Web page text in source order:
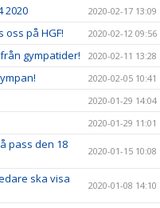
2020 2020-02-17 13:09
oss på HGF! 2020-02-12 09:56
gympatider! 2020-02-11 13:28
2020-02-05 10:41
2020-01-29 14:04
2020-01-29 11:01
pass den 18
2020-01-15 10:08
ska visa
2020-01-08 14:10